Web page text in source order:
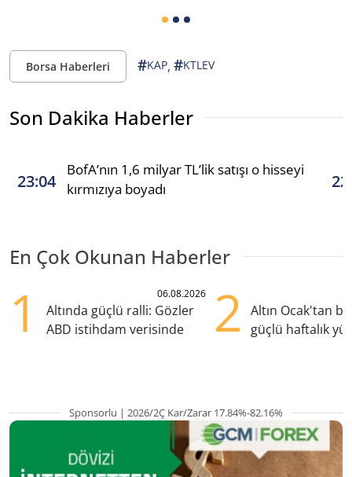
Borsa Haberleri #KAP, #KTLEV
Son Dakika Haberler
23:04
BofA’nın 1,6 milyar TL’lik satışı o hisseyi
kırmızıya boyadı
En Çok Okunan Haberler
1 06.08.2026
Altında güçlü ralli: Gözler
ABD istihdam verisinde
2
Altın Ocak'tan
güçlü haftalık
Sponsorlu | 2026/2Ç Kar/Zarar 17.84%-82.16%